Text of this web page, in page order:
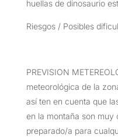
huellas de dinosaurio
Riesgos / Posibles
PREVISION
meteorológica de la
así ten en cuenta que
en la montaña son muy
preparado/a para